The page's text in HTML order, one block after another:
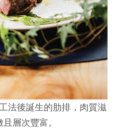
法後誕生的肋排，肉質滋
層次豐富。